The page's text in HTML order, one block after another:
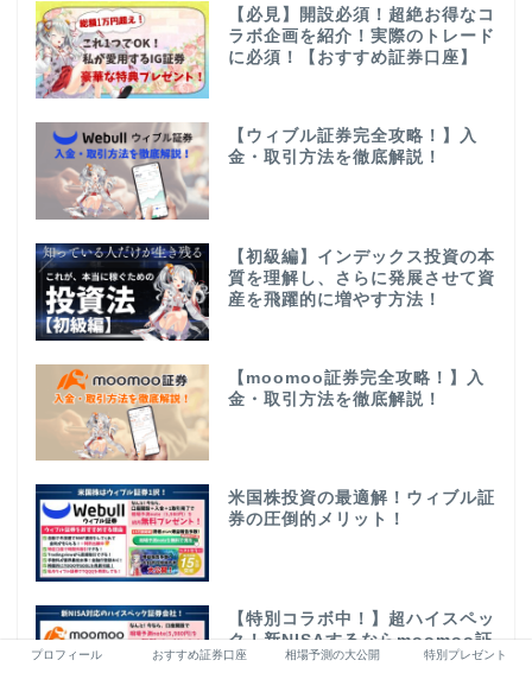
【必見】開設必須！超絶お得なコ
ラボ企画を紹介！実際のトレード
に必須！【おすすめ証券口座】
【ウィブル証券完全攻略！】入
金・取引方法を徹底解説！
【初級編】インデックス投資の本
質を理解し、さらに発展させて資
産を飛躍的に増やす方法！
【moomoo証券完全攻略！】入
金・取引方法を徹底解説！
米国株投資の最適解！ウィブル証
券の圧倒的メリット！
【特別コラボ中！】超ハイスペッ
ク！新NISAするならmoomoo証
券！
プロフィール おすすめ証券口座 相場予測の大公開 特別プレゼント